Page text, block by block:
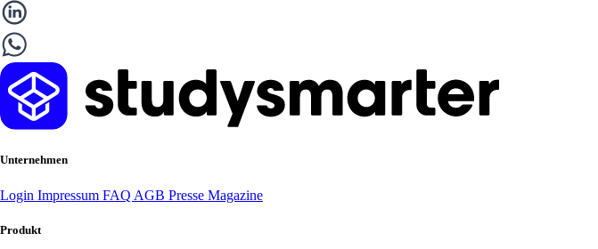
Unternehmen
Login Impressum FAQ AGB Presse Magazine
Produkt